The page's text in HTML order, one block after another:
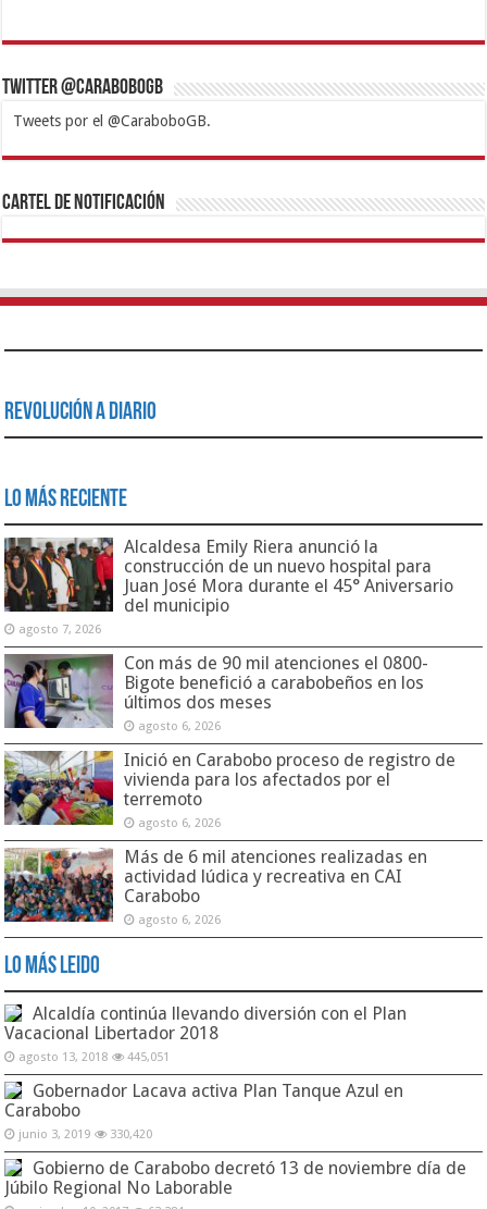
Twitter @CaraboboGB
Tweets por el @CaraboboGB.
1xbetBetturkeyBetistKralbetSupertotobetTipobetMatadorbetMariobet
https://mvbcasino.com/
Cartel de Notificación
Revolución a Diario
Lo Más Reciente
Alcaldesa Emily Riera anunció la
construcción de un nuevo hospital para
Juan José Mora durante el 45° Aniversario
del municipio
agosto 7, 2026
Con más de 90 mil atenciones el 0800-
Bigote benefició a carabobeños en los
últimos dos meses
agosto 6, 2026
Inició en Carabobo proceso de registro de
vivienda para los afectados por el
terremoto
agosto 6, 2026
Más de 6 mil atenciones realizadas en
actividad lúdica y recreativa en CAI
Carabobo
agosto 6, 2026
Lo Más Leido
Alcaldía continúa llevando diversión con el Plan
Vacacional Libertador 2018
agosto 13, 2018 445,051
Gobernador Lacava activa Plan Tanque Azul en
Carabobo
junio 3, 2019 330,420
Gobierno de Carabobo decretó 13 de noviembre día de
Júbilo Regional No Laborable